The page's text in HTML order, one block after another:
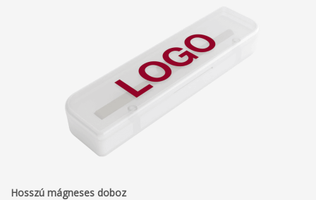
Hosszú mágneses doboz